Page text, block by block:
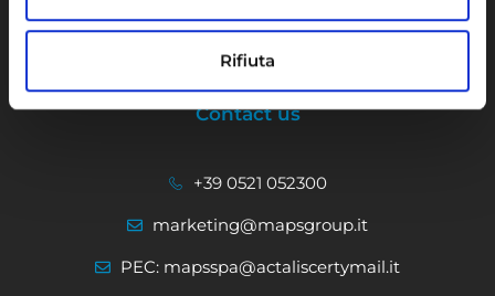
Rifiuta
cv@mapsgroup.it
Contact us
+39 0521 052300
marketing@mapsgroup.it
PEC: mapsspa@actaliscertymail.it